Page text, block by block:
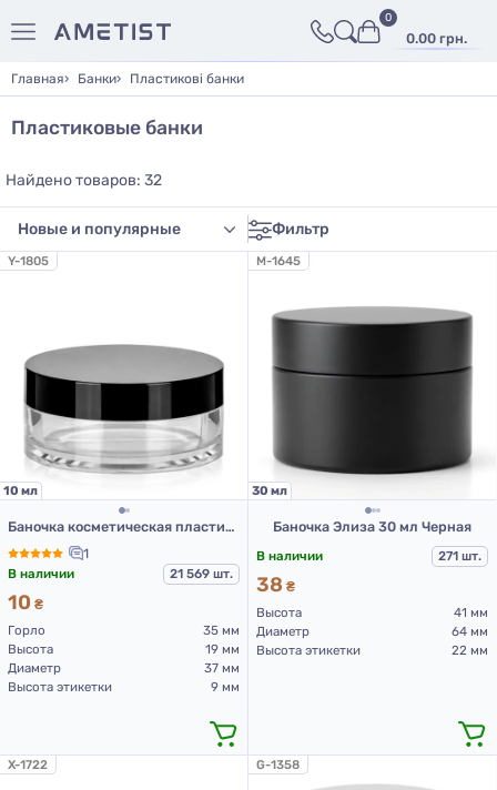
0.00 грн.
0
Главная Банки Пластикові банки
Пластиковые банки
Найдено товаров: 32
Фильтр
Y-1805
10 мл
Баночка косметическая пластиковая, 10 мл
1
В наличии
21 569 шт.
10 ₴
Горло
35 мм
Высота
19 мм
Диаметр
37 мм
Высота этикетки
9 мм
M-1645
30 мл
Баночка Элиза 30 мл Черная
В наличии 271 шт.
38 ₴
Высота
41 мм
Диаметр
64 мм
Высота этикетки
22 мм
X-1722 G-1358